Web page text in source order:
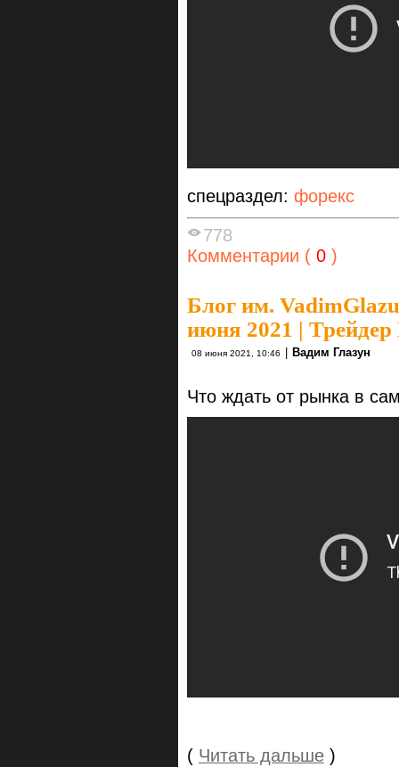
спецраздел: форекс
778
Комментарии ( 0 )
Блог им.
июня 2021 |
08 июня 2021, 10:46 Вадим Глазун
Что ждать от рынка в
( Читать дальше )